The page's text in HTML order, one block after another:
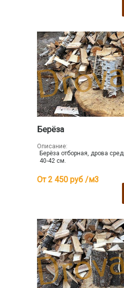
Берёза
Описание:
Берёза отборная, дрова
40-42 см.
От 2 450 руб /м3